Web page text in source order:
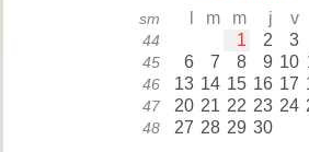
sm m m j v
44 1 2 3
45 6 7 8 9 10
46 13 14 15 16 17
47 20 21 22 23 24
48 27 28 29 30